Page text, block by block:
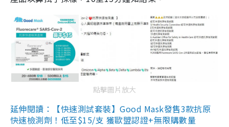
點擊圖片放大
延伸閱讀：【快速測試套裝】Good Mask發售3款抗原
快速檢測劑！低至$15/支 獲歐盟認證+無限購數量